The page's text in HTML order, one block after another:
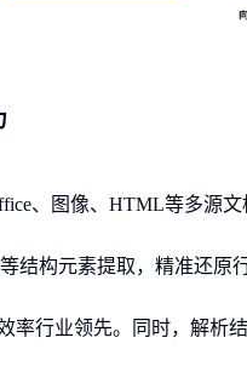
、图像、HTML等多源
结构元素提取，精准还原
率行业领先。同时，解